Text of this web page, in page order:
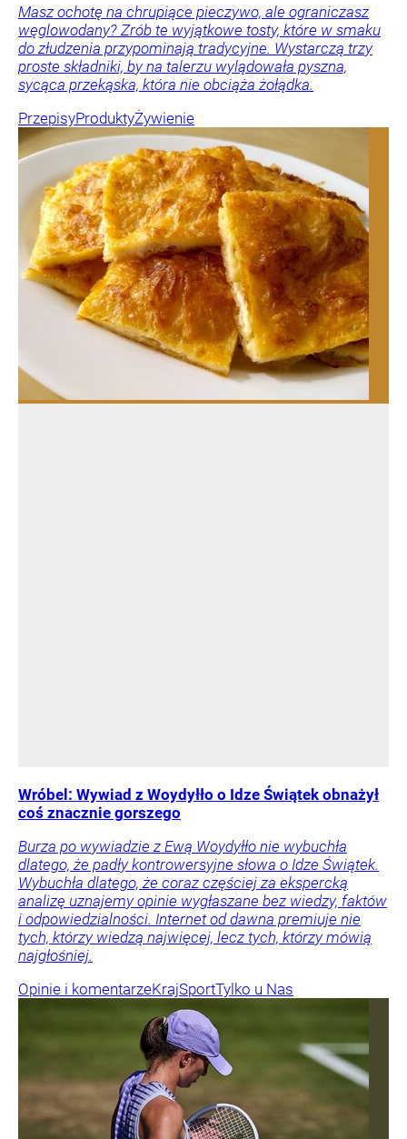
Masz ochotę na chrupiące pieczywo, ale ograniczasz
węglowodany? Zrób te wyjątkowe tosty, które w smaku
do złudzenia przypominają tradycyjne. Wystarczą trzy
proste składniki, by na talerzu wylądowała pyszna,
sycąca przekąska, która nie obciąża żołądka.
PrzepisyProduktyŻywienie
Wróbel: Wywiad z Woydyłło o Idze Świątek obnażył
coś znacznie gorszego
Burza po wywiadzie z Ewą Woydyłło nie wybuchła
dlatego, że padły kontrowersyjne słowa o Idze Świątek.
Wybuchła dlatego, że coraz częściej za ekspercką
analizę uznajemy opinie wygłaszane bez wiedzy, faktów
i odpowiedzialności. Internet od dawna premiuje nie
tych, którzy wiedzą najwięcej, lecz tych, którzy mówią
najgłośniej.
Opinie i komentarzeKrajSportTylko u Nas